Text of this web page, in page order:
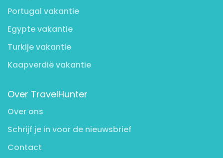
Portugal vakantie
Egypte vakantie
Turkije vakantie
Kaapverdië vakantie
Over TravelHunter
Over ons
Schrijf je in voor de nieuwsbrief
Contact